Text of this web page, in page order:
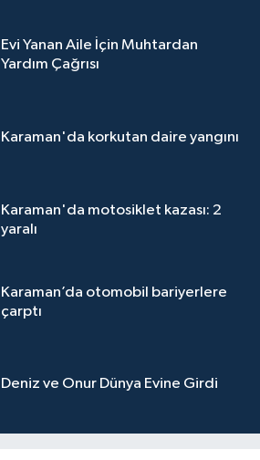
Evi Yanan Aile İçin Muhtardan
Yardım Çağrısı
Karaman'da korkutan daire yangını
Karaman'da motosiklet kazası: 2
yaralı
Karaman’da otomobil bariyerlere
çarptı
Deniz ve Onur Dünya Evine Girdi